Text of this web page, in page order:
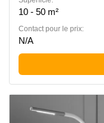
10 - 50 m²
Contact pour le prix:
N/A